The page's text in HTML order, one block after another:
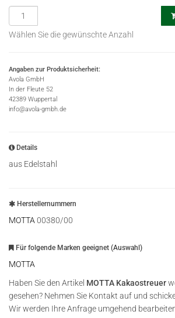
Wählen Sie die gewünschte Anzahl
Angaben zur Produktsicherheit:
Avola GmbH
In der Fleute 52
42389 Wuppertal
info@avola-gmbh.de
Details
aus Edelstahl
Herstellernummern
MOTTA 00380/00
Für folgende Marken geeignet (Auswahl)
MOTTA
Haben Sie den Artikel MOTTA Kakaostreuer
gesehen? Nehmen Sie Kontakt auf und
Wir werden Ihre Anfrage umgehend